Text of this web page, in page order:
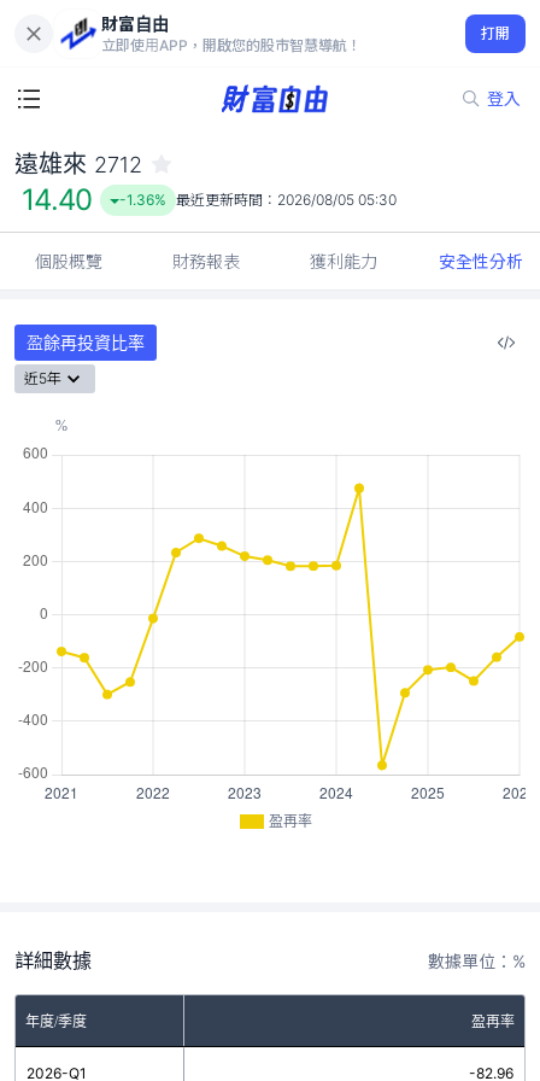
財富自由
立即使用APP，開啟您的股市智慧導航！
打開
登入
14.40
-1.36%
遠雄來 2712
14.40 -1.36% 最近更新時間： 2026/08/05 05:30
個股概覽 財務報表 獲利能力 安全性分析
盈餘再投資比率
近5年
盈再率
詳細數據 數據單位：%
年度/季度 盈再率
2026-Q1 -82.96